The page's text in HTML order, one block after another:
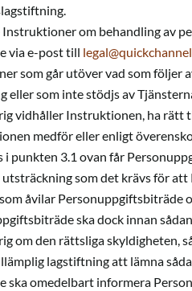
om behandling av
via e-post till
som går utöver vad som följer
eller som inte stödjs av
vidhåller Instruktionen, ha rätt
medför eller enligt
i punkten 3.1 ovan får
som det krävs för
åvilar Personuppgiftsbiträde
ska dock innan
om den rättsliga skyldigheten,
lagstiftning att lämna
ska omedelbart informera